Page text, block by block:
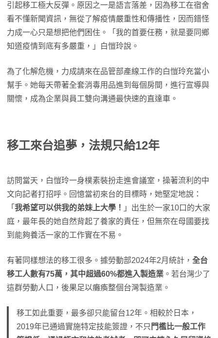
引起移工極大反彈。原因之一是語言落差，因為移工在宿舍
看不懂新聞資訊，無從了解疫情嚴重性和傳播性，因而錯怪
力成一心只是想把他們困住。「我的首要任務，就是要同鄉
知道疫情到底有多嚴重，」白愷玲說。
為了化解危機，力成請來在品管部產線工作的白愷玲充當小
幫手。她每天帶著全套消毒用品進到每個房間，進行宣導與
關懷，成為企業與員工雙向溝通最快速的直達車。
移工來台追夢，法規只給12年
訪問當天，白愷玲一身樸素裝扮走進會議室，操著流利的中
文向記者打招呼。回憶當初來台的目標時，她堅定地說：
「 我希望可以供我的弟妹上大學！ 」出生於一家10口的大家
庭，最年長的她自然背起了養家的責任，但無奈在母國要找
到能夠養活一家的工作實在不易。
有著同樣想法的移工很多。據勞動部2024年2月統計， 全台
移工人數有75萬，其中超過60%都進入製造業 。若台灣少了
這群勞動人口，後果足以癱瘓整個台灣製造業。
移工如此重要，最多卻只能留台12年。相較於日本，
2019年已通過實施特定技能簽證，不只 門檻比一般工作